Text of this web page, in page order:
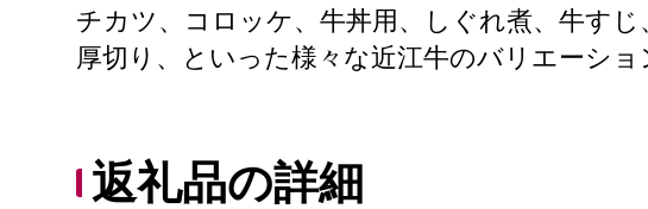
チカツ、コロッケ、牛丼用、しぐれ煮、牛す
厚切り、といった様々な近江牛のバリエーショ
返礼品の詳細